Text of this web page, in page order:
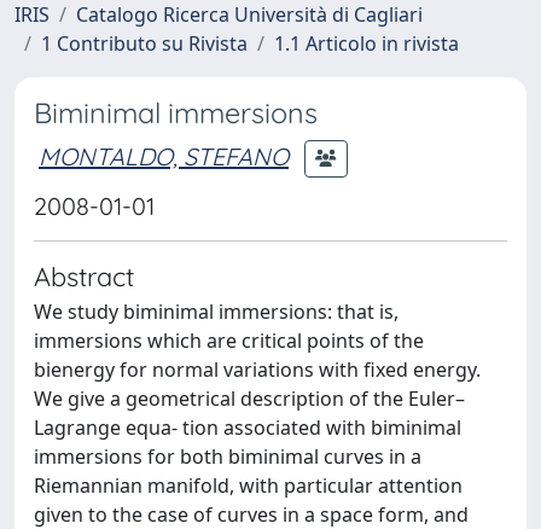
IRIS
Catalogo Ricerca Università di Cagliari
1 Contributo su Rivista
1.1 Articolo in rivista
Biminimal immersions
MONTALDO, STEFANO
2008-01-01
Abstract
We study biminimal immersions: that is,
immersions which are critical points of the
bienergy for normal variations with fixed energy.
We give a geometrical description of the Euler–
Lagrange equa- tion associated with biminimal
immersions for both biminimal curves in a
Riemannian manifold, with particular attention
given to the case of curves in a space form, and